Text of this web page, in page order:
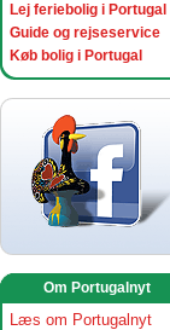
Lej feriebolig i Portugal
Guide og rejseservice
Køb bolig i Portugal
Om Portugalnyt
Læs om Portugalnyt